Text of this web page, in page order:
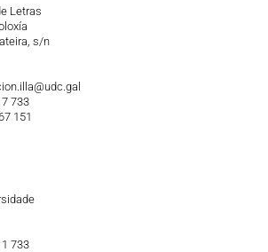
Letras
s/n
733
151
733